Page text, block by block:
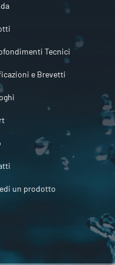
Tecnici
e Brevetti
un prodotto